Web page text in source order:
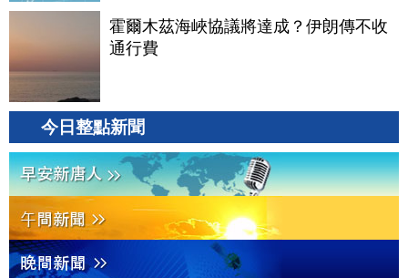
霍爾木茲海峽協議將達成？伊朗傳不收
通行費
今日整點新聞